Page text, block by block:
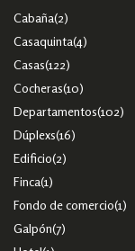
Cabaña(2)
Casaquinta(4)
Casas(122)
Cocheras(10)
Departamentos(102)
Dúplexs(16)
Edificio(2)
Finca(1)
Fondo de comercio(1)
Galpón(7)